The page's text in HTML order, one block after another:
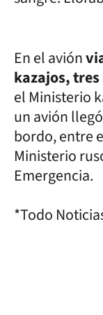
En el avión
kazajos,
el Ministerio
un avión
bordo, entre
Ministerio
Emergencia.
*Todo